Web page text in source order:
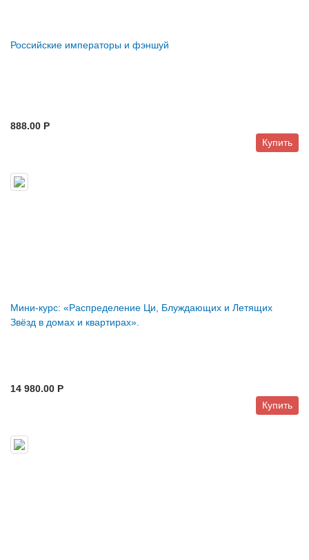
Российские императоры и фэншуй
888.00 P
Купить
Мини-курс: «Распределение Ци, Блуждающих и Летящих
Звёзд в домах и квартирах».
14 980.00 P
Купить